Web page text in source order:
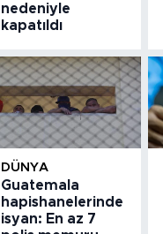
nedeniyle
kapatıldı
DÜNYA
Guatemala
hapishanelerinde
isyan: En az 7